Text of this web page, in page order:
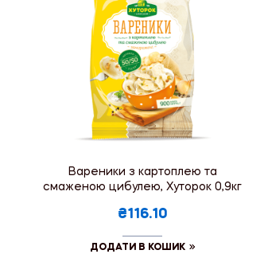
Вареники з картоплею та
смаженою цибулею, Хуторок 0,9кг
₴116.10
ДОДАТИ В КОШИК